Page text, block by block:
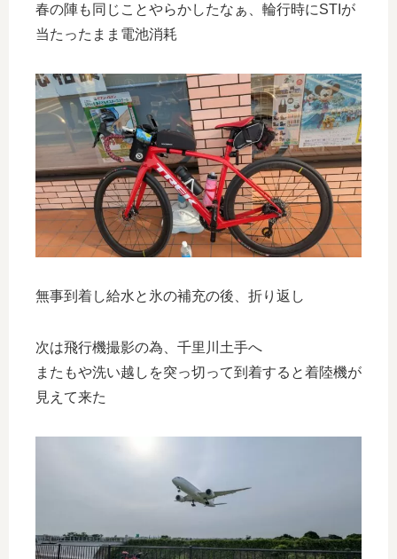
春の陣も同じことやらかしたなぁ、輪行時にSTIが
当たったまま電池消耗
無事到着し給水と氷の補充の後、折り返し
次は飛行機撮影の為、千里川土手へ
またもや洗い越しを突っ切って到着すると着陸機が
見えて来た